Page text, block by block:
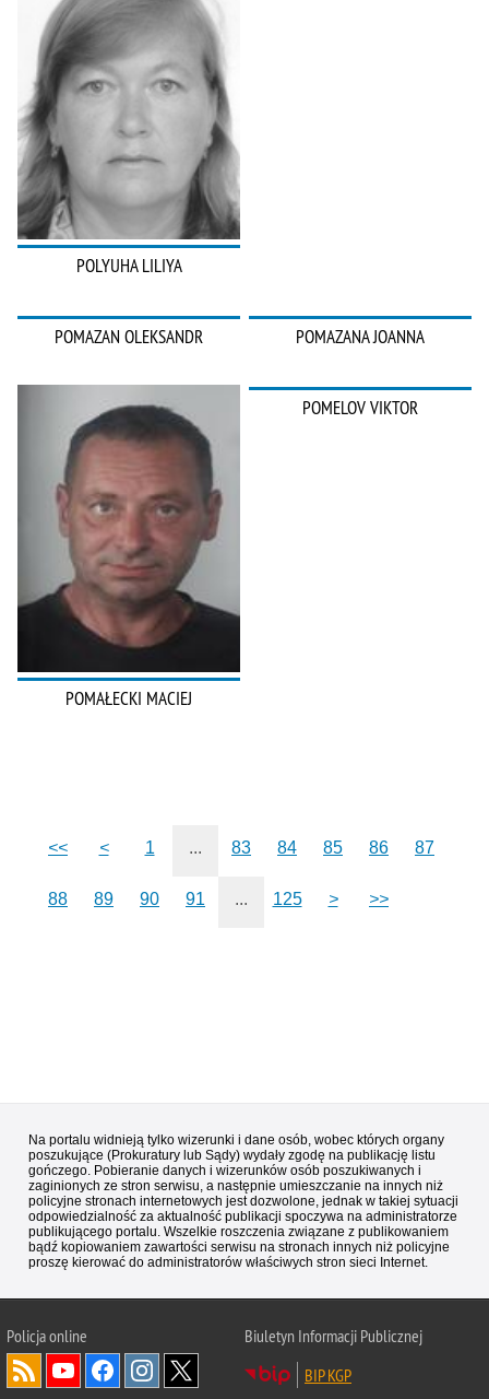
POLYUHA LILIYA
POMAZAN OLEKSANDR POMAZANA JOANNA
POMAŁECKI MACIEJ
POMELOV VIKTOR
<< < 1 ... 83 84 85 86 87
88 89 90 91 ... 125 > >>
Na portalu widnieją tylko wizerunki i dane osób, wobec których organy
poszukujące (Prokuratury lub Sądy) wydały zgodę na publikację listu
gończego. Pobieranie danych i wizerunków osób poszukiwanych i
zaginionych ze stron serwisu, a następnie umieszczanie na innych niż
policyjne stronach internetowych jest dozwolone, jednak w takiej sytuacji
odpowiedzialność za aktualność publikacji spoczywa na administratorze
publikującego portalu. Wszelkie roszczenia związane z publikowaniem
bądź kopiowaniem zawartości serwisu na stronach innych niż policyjne
proszę kierować do administratorów właściwych stron sieci Internet.
Policjaonline
Biuletyn Informacji Publicznej
BIP KGP